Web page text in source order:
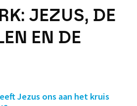
JEZUS, DE
EN DE
Jezus ons aan het kruis